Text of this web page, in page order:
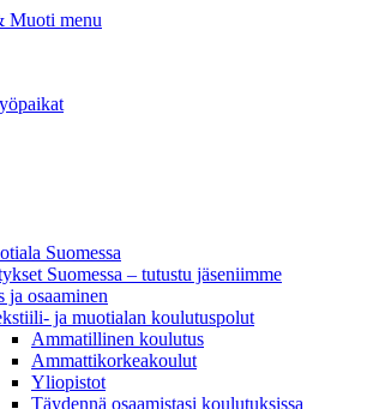
menu
Suomessa
Suomessa – tutustu jäseniimme
ja osaaminen
ja muotialan koulutuspolut
Ammatillinen koulutus
Ammattikorkeakoulut
Yliopistot
Täydennä osaamistasi koulutuksissa